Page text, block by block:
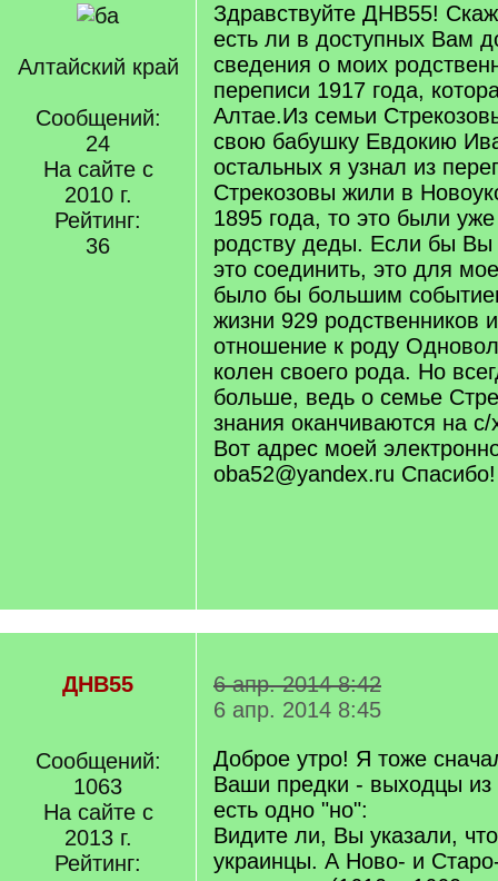
Алтайский край
Сообщений:
24
На сайте с
2010 г.
Рейтинг:
36
Здравствуйте ДНВ55!
есть ли в доступных Вам
сведения о моих
переписи 1917 года,
Алтае.Из семьи
свою бабушку Евдокию
остальных я узнал из
Стрекозовы жили в
1895 года, то это были
родству деды. Если бы Вы
это соединить, это для
было бы большим
жизни 929 родственников
отношение к роду
колен своего рода. Но
больше, ведь о семье
знания оканчиваются на с/
Вот адрес моей
oba52@yandex.ru Спасибо!
ДНВ55
Сообщений:
1063
На сайте с
2013 г.
Рейтинг:
6 апр. 2014 8:42
6 апр. 2014 8:45
Доброе утро! Я тоже
Ваши предки - выходцы
есть одно "но":
Видите ли, Вы указали,
украинцы. А Ново- и